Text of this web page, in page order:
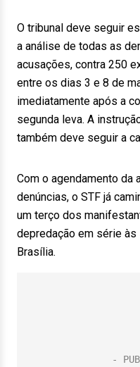
O tribunal deve seguir
a análise de todas as
acusações, contra 250
entre os dias 3 e 8 de
imediatamente após a
segunda leva. A
também deve seguir a
Com o agendamento
denúncias, o STF já
um terço dos
depredação em série
Brasília.